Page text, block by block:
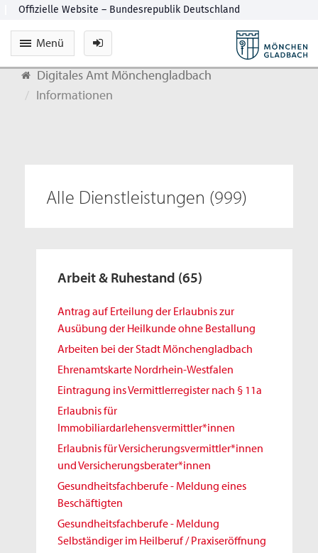
Menü
Digitales Amt Mönchengladbach
Informationen
Alle Dienstleistungen (999)
Arbeit & Ruhestand (65)
Antrag auf Erteilung der Erlaubnis zur
Ausübung der Heilkunde ohne Bestallung
Arbeiten bei der Stadt Mönchengladbach
Ehrenamtskarte Nordrhein-Westfalen
Eintragung ins Vermittlerregister nach § 11a
Erlaubnis für
Immobiliardarlehensvermittler*innen
Erlaubnis für Versicherungsvermittler*innen
und Versicherungsberater*innen
Gesundheitsfachberufe - Meldung eines
Beschäftigten
Gesundheitsfachberufe - Meldung
Selbständiger im Heilberuf / Praxiseröffnung